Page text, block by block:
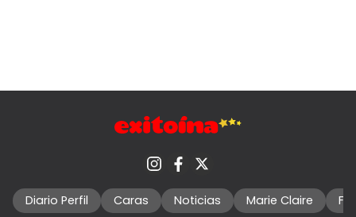
Diario Perfil Caras Noticias Marie Claire